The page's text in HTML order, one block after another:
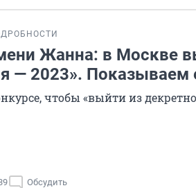
Жанна: в Москве
— 2023». Показываем
чтобы «выйти из
Обсудить